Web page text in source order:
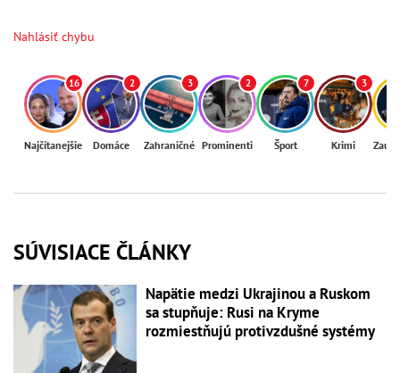
Nahlásiť chybu
16
Najčítanejšie
2
Domáce
3
Zahraničné
2
Prominenti
7
Šport
3
Krimi
SÚVISIACE ČLÁNKY
Napätie medzi Ukrajinou a Ruskom
sa stupňuje: Rusi na Kryme
rozmiestňujú protivzdušné systémy